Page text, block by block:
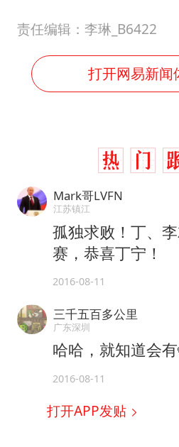
责任编辑：李琳_B6422
打开网易新闻
Mark哥LVFN
江苏镇江
孤独求败！丁、
赛，恭喜丁宁！
2016-08-11
三千五百多公里
广东深圳
哈哈，就知道会
2016-08-11
打开APP发贴